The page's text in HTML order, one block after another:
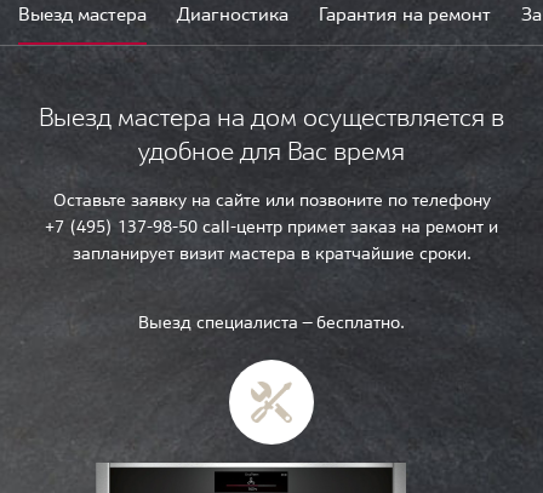
Выезд мастера Диагностика Гарантия на ремонт
Выезд мастера на дом осуществляется в
удобное для Вас время
Оставьте заявку на сайте или позвоните по телефону
+7 (495) 137-98-50 call-центр примет заказ на ремонт и
запланирует визит мастера в кратчайшие сроки.
Выезд специалиста — бесплатно.